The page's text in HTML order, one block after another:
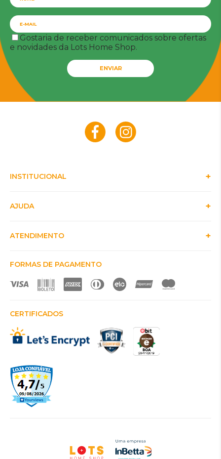
Gostaria de receber comunicados sobre ofertas
e novidades da Lots Home Shop.
ENVIAR
INSTITUCIONAL
AJUDA
ATENDIMENTO
FORMAS DE PAGAMENTO
CERTIFICADOS